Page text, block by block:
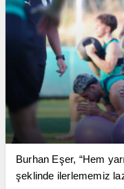
Burhan Eşer, “Hem
şeklinde ilerlememiz